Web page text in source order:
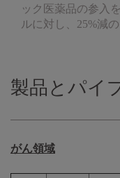
ック医薬品の参入
ルに対し、25%減
製品とパイ
がん領域